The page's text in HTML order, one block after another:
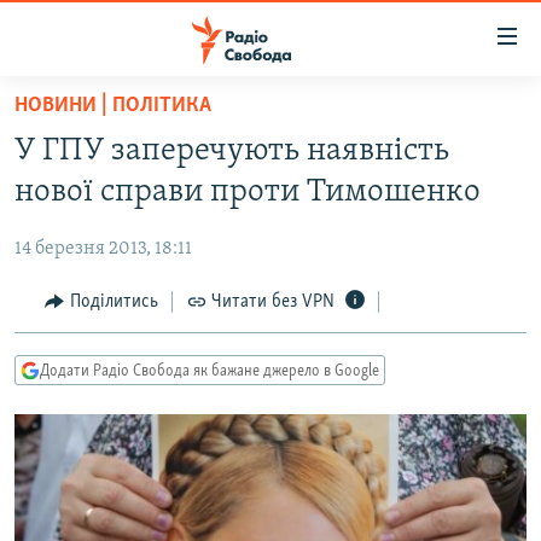
Перейти
основного
матеріалу
до
навігації
Перейти
до
ПОЛІТИКА
ЕКОНОМІКА
КУЛЬТУРА
СПОРТ
УКРАЇНА
СВІТ
ВІЙНА
РОСІЙСЬКА «ФІЛЬТРАЦІЯ»
КРИМ.РЕАЛІЇ
ТИ ЯК?
СХЕМИ
КИТАЙ.ВИКЛИКИ
НОВИНИ | ПОЛІТИКА
У ГПУ заперечують наявність
нової справи проти Тимошенко
14 березня 2013, 18:11
Поділитись Читати без VPN
Додати Радіо Свобода як бажане джерело в Google